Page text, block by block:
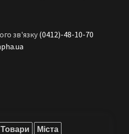
зв'язку (0412)-48-10-70
Міста